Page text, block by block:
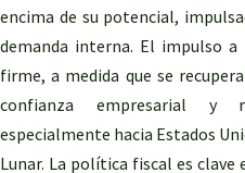
encima de su potencial,
demanda interna. El impulso a
firme, a medida que se
confianza empresarial y
especialmente hacia Estados
Lunar. La política fiscal es